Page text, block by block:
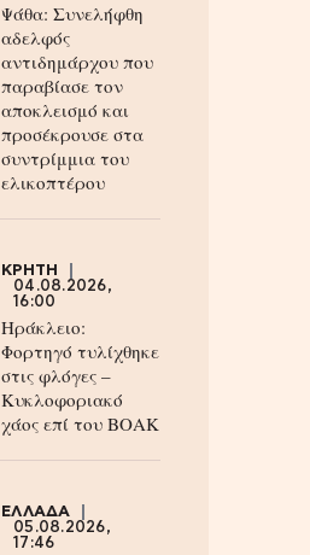
Ψάθα: Συνελήφθη
αδελφός
αντιδημάρχου που
παραβίασε τον
αποκλεισμό και
προσέκρουσε στα
συντρίμμια του
ελικοπτέρου
ΚΡΗΤΗ
04.08.2026,
16:00
Ηράκλειο:
Φορτηγό τυλίχθηκε
στις φλόγες –
Κυκλοφοριακό
χάος επί του ΒΟΑΚ
ΕΛΛΑΔΑ
05.08.2026,
17:46